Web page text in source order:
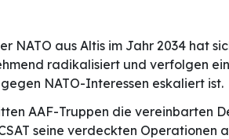
NATO aus Altis im Jahr 2034 hat
radikalisiert und verfolgen
NATO-Interessen eskaliert ist.
AAF-Truppen die vereinbarten
seine verdeckten Operationen